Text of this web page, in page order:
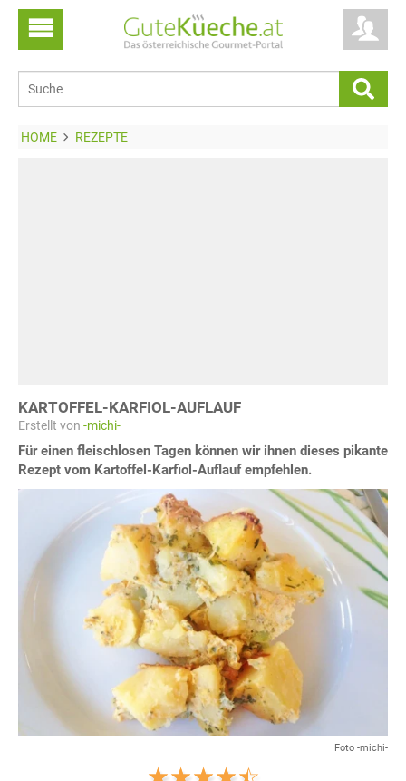
HOME REZEPTE
KARTOFFEL-KARFIOL-AUFLAUF
Erstellt von -michi-
Für einen fleischlosen Tagen können wir ihnen dieses pikante
Rezept vom Kartoffel-Karfiol-Auflauf empfehlen.
Foto -michi-